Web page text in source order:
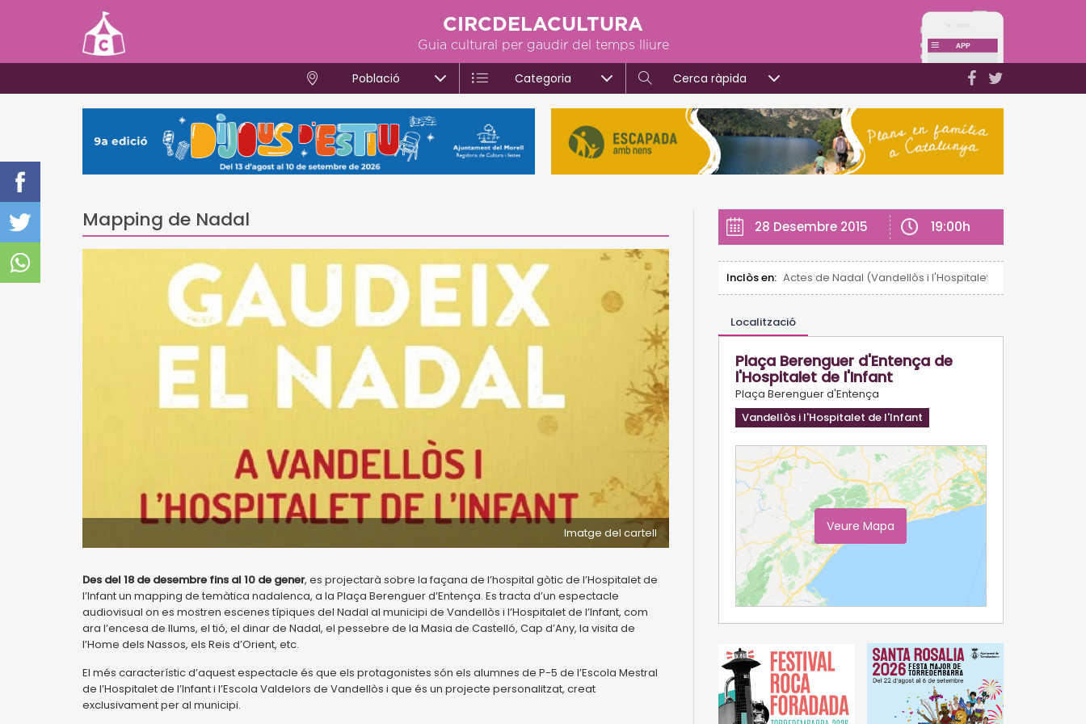
CIRCDELACULTURA
Guia cultural per gaudir del temps lliure
Població Categoria Cerca ràpida
Mapping de Nadal
Imatge del cartell
Des del 18 de desembre fins al 10 de gener, es projectarà sobre la façana de l’hospital gòtic de l’Hospitalet de
l’Infant un mapping de temàtica nadalenca, a la Plaça Berenguer d’Entença. Es tracta d’un espectacle
audiovisual on es mostren escenes típiques del Nadal al municipi de Vandellòs i l’Hospitalet de l’Infant, com
ara l’encesa de llums, el tió, el dinar de Nadal, el pessebre de la Masia de Castelló, Cap d’Any, la visita de
l’Home dels Nassos, els Reis d’Orient, etc.
El més característic d’aquest espectacle és que els protagonistes són els alumnes de P-5 de l’Escola Mestral
de l’Hospitalet de l’Infant i l’Escola Valdelors de Vandellòs i que és un projecte personalitzat, creat
exclusivament per al municipi.
28 Desembre 2015 19:00h
Inclòs en: Actes de Nadal (Vandellòs i l'Hospitalet)
Localització
Plaça Berenguer d'Entença de
l'Hospitalet de l'Infant
Plaça Berenguer d'Entença
Vandellòs i l'Hospitalet de l'Infant
Veure Mapa